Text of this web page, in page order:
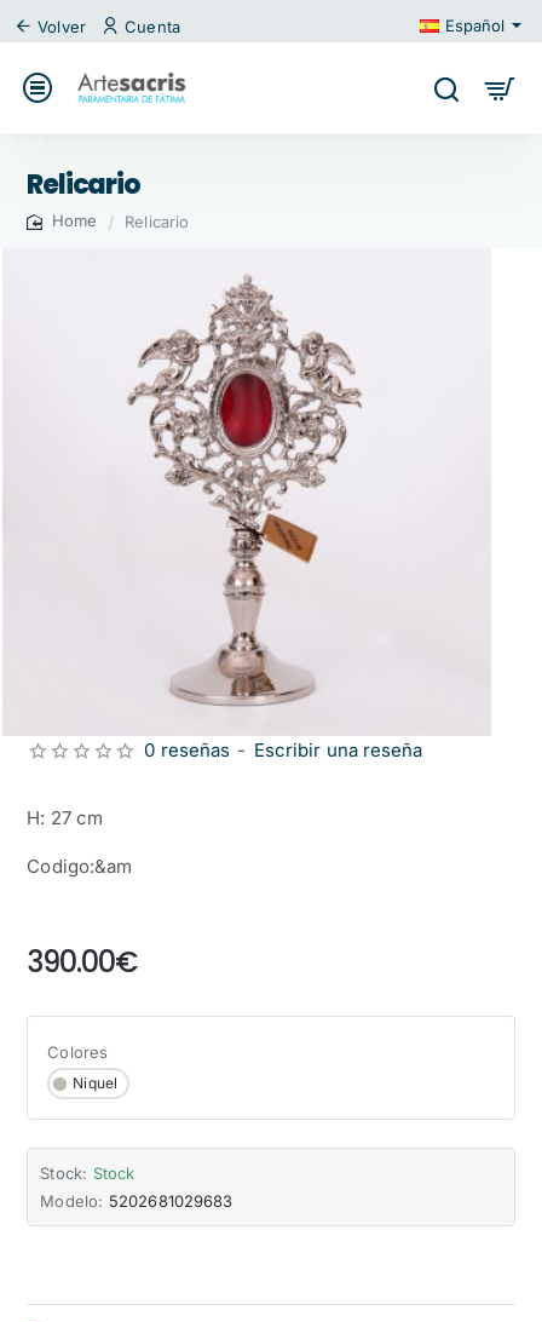
Volver Cuenta Español
Relicario
Relicario
H: 27 cm
Codigo:&am
Stock: Stock
Modelo: 5202681029683
0 reseñas - Escribir una reseña
390.00€
Colores
Niquel